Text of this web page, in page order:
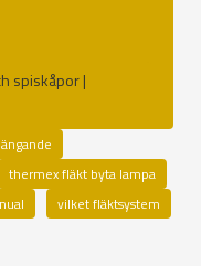
spiskåpor |
thermex fläkt byta lampa
vilket fläktsystem